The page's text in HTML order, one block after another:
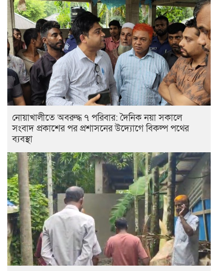
নোয়াখালীতে অবরুদ্ধ ৭ পরিবার: দৈনিক নয়া সকালে
সংবাদ প্রকাশের পর প্রশাসনের উদ্যোগে বিকল্প পথের
ব্যবস্থা